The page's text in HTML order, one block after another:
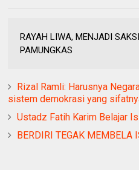
RAYAH LIWA, MENJADI
PAMUNGKAS
Rizal Ramli: Harusnya
sistem demokrasi yang
Ustadz Fatih Karim Belajar
BERDIRI TEGAK MEMBELA